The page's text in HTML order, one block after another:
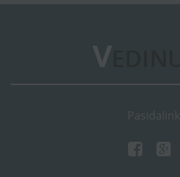
Pasidalink!